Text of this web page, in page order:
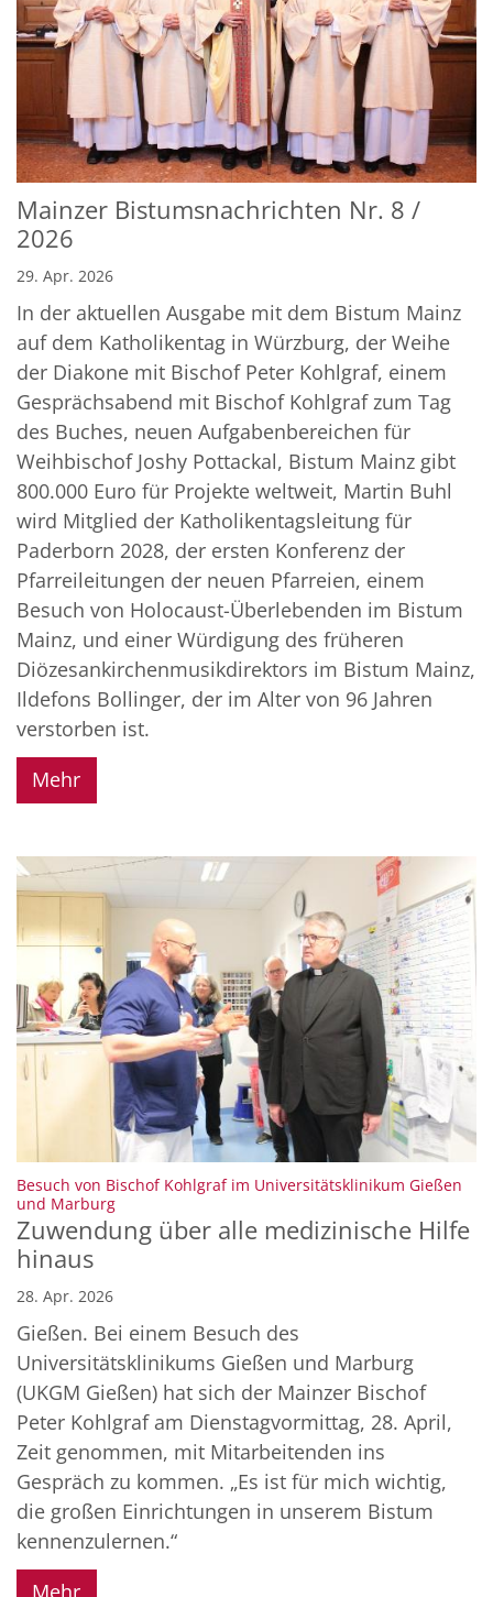
Mainzer Bistumsnachrichten Nr. 8 /
2026
29. Apr. 2026
In der aktuellen Ausgabe mit dem Bistum Mainz
auf dem Katholikentag in Würzburg, der Weihe
der Diakone mit Bischof Peter Kohlgraf, einem
Gesprächsabend mit Bischof Kohlgraf zum Tag
des Buches, neuen Aufgabenbereichen für
Weihbischof Joshy Pottackal, Bistum Mainz gibt
800.000 Euro für Projekte weltweit, Martin Buhl
wird Mitglied der Katholikentagsleitung für
Paderborn 2028, der ersten Konferenz der
Pfarreileitungen der neuen Pfarreien, einem
Besuch von Holocaust-Überlebenden im Bistum
Mainz, und einer Würdigung des früheren
Diözesankirchenmusikdirektors im Bistum Mainz,
Ildefons Bollinger, der im Alter von 96 Jahren
verstorben ist.
Mehr
Besuch von Bischof Kohlgraf im Universitätsklinikum Gießen
und Marburg:
Zuwendung über alle medizinische Hilfe
hinaus
28. Apr. 2026
Gießen. Bei einem Besuch des
Universitätsklinikums Gießen und Marburg
(UKGM Gießen) hat sich der Mainzer Bischof
Peter Kohlgraf am Dienstagvormittag, 28. April,
Zeit genommen, mit Mitarbeitenden ins
Gespräch zu kommen. „Es ist für mich wichtig,
die großen Einrichtungen in unserem Bistum
kennenzulernen.“